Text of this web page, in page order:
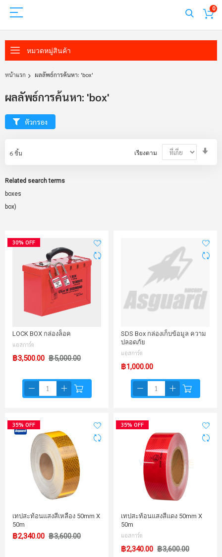
0
หมวดหมู่สินค้า
หน้าแรก ผลลัพธ์การค้นหา: 'box'
ผลลัพธ์การค้นหา: 'box'
6 ชิ้น เรียงตาม
Related search terms
boxes
box)
30% OFF
LOCK BOX กล่องล็อค
แอสการ์ด
฿3,500.00 ฿5,000.00
SDS Box กล่องเก็บข้อมูล ความ
ปลอดภัย
แอสการ์ด
฿1,000.00
35% OFF
เทปสะท้อนแสงสีเหลือง 50mm X
50m
฿2,340.00 ฿3,600.00
35% OFF
เทปสะท้อนแสงสีแดง 50mm X
50m
แอสการ์ด
฿2,340.00 ฿3,600.00
ตัวกรอง